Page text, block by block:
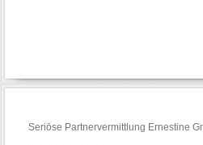
Seriöse Partnervermittlung Ernestine